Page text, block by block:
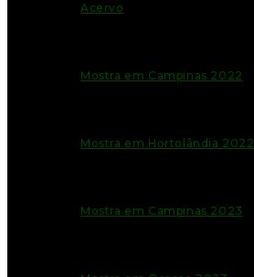
Acervo
Mostra em Campinas 2022
Mostra em Hortolândia 2022
Mostra em Campinas 2023